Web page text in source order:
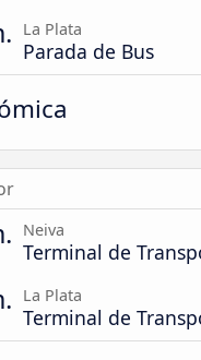
La Plata
Parada de Bus
Neiva
Terminal de
La Plata
Terminal de